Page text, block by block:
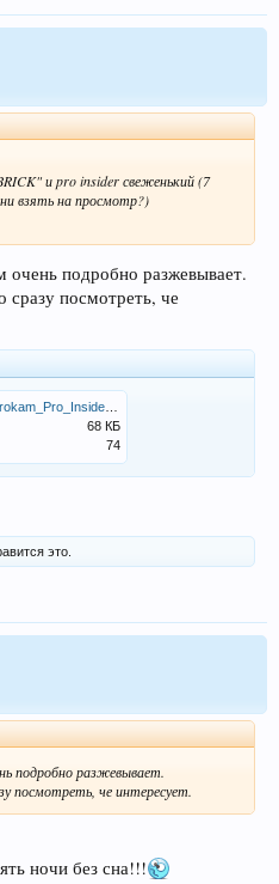
и pro insider свеженький (7
взять на просмотр?)
очень подробно разжевывает.
посмотреть, че
68 КБ
74
это.
подробно разжевывает.
посмотреть, че интересует.
ночи без сна!!!